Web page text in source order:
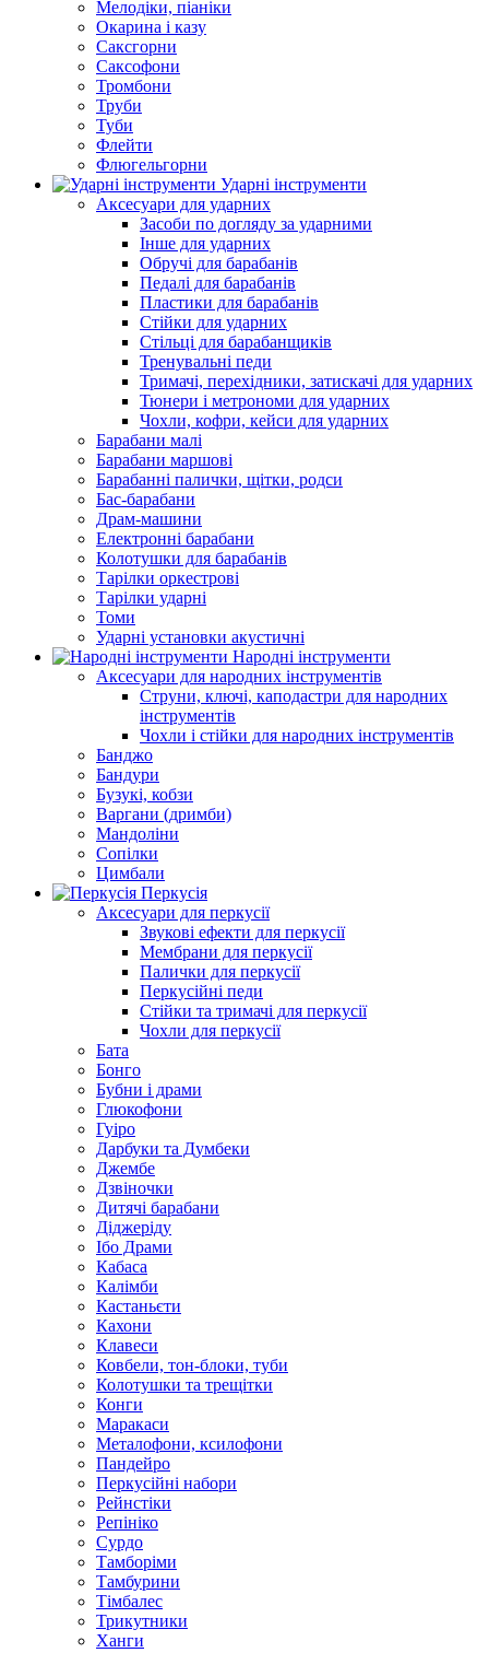
Мелодіки, піаніки
Окарина і казу
Саксгорни
Саксофони
Тромбони
Труби
Туби
Флейти
Флюгельгорни
Ударні інструменти
Аксесуари для ударних
Засоби по догляду за ударними
Інше для ударних
Обручі для барабанів
Педалі для барабанів
Пластики для барабанів
Стійки для ударних
Стільці для барабанщиків
Тренувальні педи
Тримачі, перехідники, затискачі для ударних
Тюнери і метрономи для ударних
Чохли, кофри, кейси для ударних
Барабани малі
Барабани маршові
Барабанні палички, щітки, родси
Бас-барабани
Драм-машини
Електронні барабани
Колотушки для барабанів
Тарілки оркестрові
Тарілки ударні
Томи
Ударні установки акустичні
Народні інструменти
Аксесуари для народних інструментів
Струни, ключі, каподастри для народних
інструментів
Чохли і стійки для народних інструментів
Банджо
Бандури
Бузукі, кобзи
Варгани (дримби)
Мандоліни
Сопілки
Цимбали
Перкусія
Аксесуари для перкусії
Звукові ефекти для перкусії
Мембрани для перкусії
Палички для перкусії
Перкусійні педи
Стійки та тримачі для перкусії
Чохли для перкусії
Бата
Бонго
Бубни і драми
Глюкофони
Гуіро
Дарбуки та Думбеки
Джембе
Дзвіночки
Дитячі барабани
Діджеріду
Ібо Драми
Кабаса
Калімби
Кастаньєти
Кахони
Клавеси
Ковбели, тон-блоки, туби
Колотушки та трещітки
Конги
Маракаси
Металофони, ксилофони
Пандейро
Перкусійні набори
Рейнстіки
Репініко
Сурдо
Тамборіми
Тамбурини
Тімбалес
Трикутники
Ханги